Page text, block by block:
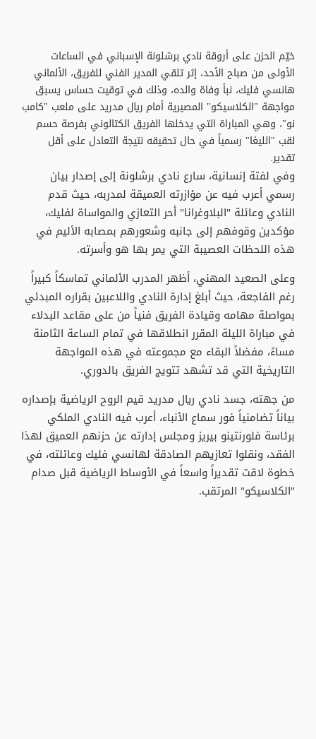
خيّم الحزن على أروقة نادي برشلونة الإسباني في الساعات
الأولى من صباح الأحد، إثر تلقي المدير الفني للفريق، الألماني
هانسي فليك، نبأ وفاة والده، وذلك في توقيت حساس يسبق
مواجهة "الكلاسيكو" المصيرية أمام ريال مدريد على ملعب "كامب
نو"، وهي المباراة التي يدخلها الفريق الكتالوني بفرصة حسم
لقب "الليغا" رسمياً في حال تحقيقه نتيجة التعادل على أقل
تقدير.
وفي لفتة إنسانية، سارع نادي برشلونة إلى إصدار بيان
رسمي أعرب فيه عن مؤازرته العميقة لمدربه، حيث قدم
النادي وعائلة "البلاوغرانا" أحر التعازي والمواساة لفليك،
مؤكدين وقوفهم إلى جانبه وشعورهم بمصابه الأليم في
هذه اللحظات العصيبة التي يمر بها هو وأسرته.
وعلى الصعيد المهني، أظهر المدرب الألماني تماسكاً كبيراً
رغم الفاجعة، حيث أبلغ إدارة النادي واللاعبين بقراره المبدئي
بمواصلة مهامه وقيادة الفريق فنياً من على مقاعد البدلاء
في مباراة الليلة المقرر انطلاقها في تمام الساعة الثامنة
مساءً، مفضلاً البقاء مع مجموعته في هذه المواجهة
التاريخية التي قد تشهد تتويج الفريق بالدوري.
من جهته، جسد نادي ريال مدريد قيم الروح الرياضية بإصداره
بياناً تضامنياً فور سماع الأنباء، أعرب فيه النادي الملكي
برئاسة فلورنتينو بيريز ومجلس إدارته عن حزنهم العميق لهذا
الفقد، ونقلوا تعازيهم الصادقة لهانسي فليك وعائلته، في
خطوة لاقت تقديراً واسعاً في الأوساط الرياضية قبل صدام
"الكلاسيكو" المرتقب.